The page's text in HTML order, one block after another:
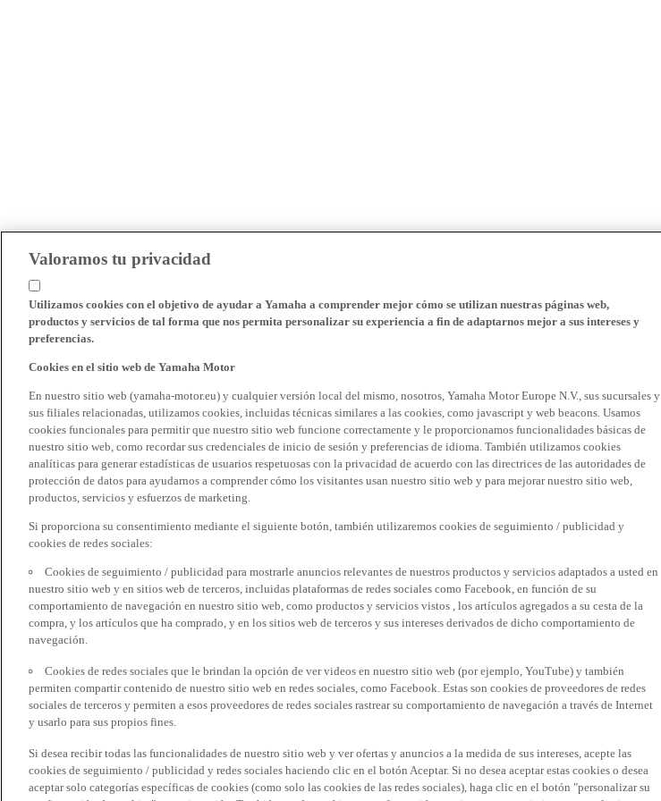
Valoramos tu privacidad
Utilizamos cookies con el objetivo de ayudar a Yamaha a comprender mejor cómo se utilizan nuestras páginas web,
productos y servicios de tal forma que nos permita personalizar su experiencia a fin de adaptarnos mejor a sus intereses y
preferencias.
Cookies en el sitio web de Yamaha Motor
En nuestro sitio web (yamaha-motor.eu) y cualquier versión local del mismo, nosotros, Yamaha Motor Europe N.V., sus sucursales y
sus filiales relacionadas, utilizamos cookies, incluidas técnicas similares a las cookies, como javascript y web beacons. Usamos
cookies funcionales para permitir que nuestro sitio web funcione correctamente y le proporcionamos funcionalidades básicas de
nuestro sitio web, como recordar sus credenciales de inicio de sesión y preferencias de idioma. También utilizamos cookies
analíticas para generar estadísticas de usuarios respetuosas con la privacidad de acuerdo con las directrices de las autoridades de
protección de datos para ayudarnos a comprender cómo los visitantes usan nuestro sitio web y para mejorar nuestro sitio web,
productos, servicios y esfuerzos de marketing.
Si proporciona su consentimiento mediante el siguiente botón, también utilizaremos cookies de seguimiento / publicidad y
cookies de redes sociales:
Cookies de seguimiento / publicidad para mostrarle anuncios relevantes de nuestros productos y servicios adaptados a usted en
nuestro sitio web y en sitios web de terceros, incluidas plataformas de redes sociales como Facebook, en función de su
comportamiento de navegación en nuestro sitio web, como productos y servicios vistos , los artículos agregados a su cesta de la
compra, y los artículos que ha comprado, y en los sitios web de terceros y sus intereses derivados de dicho comportamiento de
navegación.
Cookies de redes sociales que le brindan la opción de ver videos en nuestro sitio web (por ejemplo, YouTube) y también
permiten compartir contenido de nuestro sitio web en redes sociales, como Facebook. Estas son cookies de proveedores de redes
sociales de terceros y permiten a esos proveedores de redes sociales rastrear su comportamiento de navegación a través de Internet
y usarlo para sus propios fines.
Si desea recibir todas las funcionalidades de nuestro sitio web y ver ofertas y anuncios a la medida de sus intereses, acepte las
cookies de seguimiento / publicidad y redes sociales haciendo clic en el botón Aceptar. Si no desea aceptar estas cookies o desea
aceptar solo categorías específicas de cookies (como solo las cookies de las redes sociales), haga clic en el botón "personalizar su